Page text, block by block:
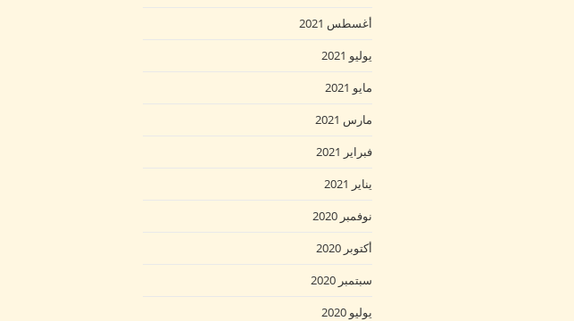
أغسطس 2021
يوليو 2021
مايو 2021
مارس 2021
فبراير 2021
يناير 2021
نوفمبر 2020
أكتوبر 2020
سبتمبر 2020
يوليو 2020